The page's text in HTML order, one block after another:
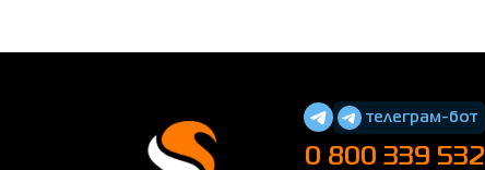
телеграм-бот
0 800 339 532